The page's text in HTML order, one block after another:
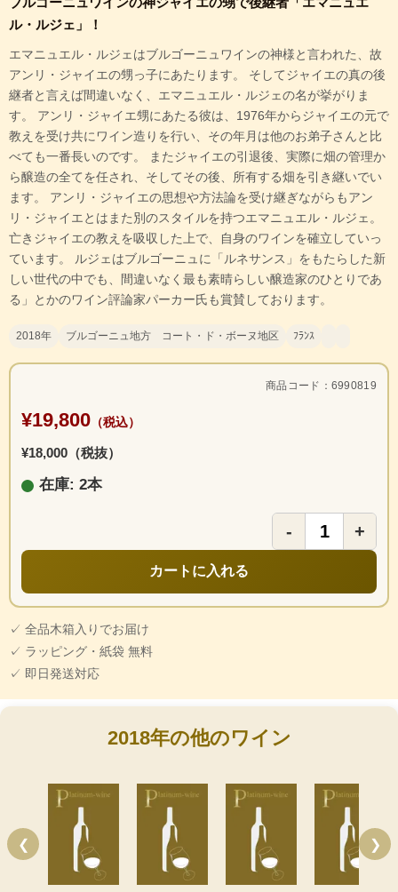
ル・ルジェ」！
エマニュエル・ルジェはブルゴーニュワインの神様と言われた、故
アンリ・ジャイエの甥っ子にあたります。 そしてジャイエの真の後
継者と言えば間違いなく、エマニュエル・ルジェの名が挙がりま
す。 アンリ・ジャイエ甥にあたる彼は、1976年からジャイエの元で
教えを受け共にワイン造りを行い、その年月は他のお弟子さんと比
べても一番長いのです。 またジャイエの引退後、実際に畑の管理か
ら醸造の全てを任され、そしてその後、所有する畑を引き継いでい
ます。 アンリ・ジャイエの思想や方法論を受け継ぎながらもアン
リ・ジャイエとはまた別のスタイルを持つエマニュエル・ルジェ。
亡きジャイエの教えを吸収した上で、自身のワインを確立していっ
ています。 ルジェはブルゴーニュに「ルネサンス」をもたらした新
しい世代の中でも、間違いなく最も素晴らしい醸造家のひとりであ
る」とかのワイン評論家パーカー氏も賞賛しております。
2018年 ブルゴーニュ地方 コート・ド・ボーヌ地区 ﾌﾗﾝｽ
商品コード：6990819
¥19,800 （税込）
¥18,000（税抜）
在庫: 2本
- +
カートに入れる
✓ 全品木箱入りでお届け
✓ ラッピング・紙袋 無料
✓ 即日発送対応
2018年の他のワイン
❮ ❯